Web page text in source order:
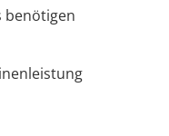
benötigen